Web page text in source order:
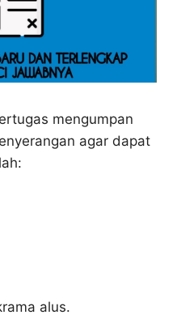
mengumpan
agar dapat
alus.